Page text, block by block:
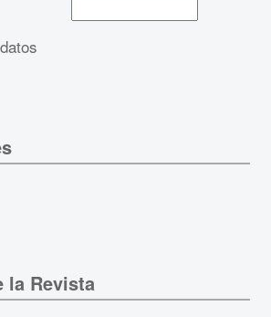
la Revista